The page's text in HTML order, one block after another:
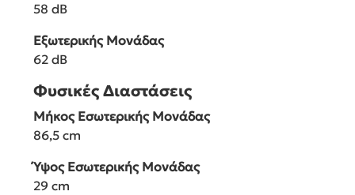
58 dB
Εξωτερικής Μονάδας
62 dB
Φυσικές Διαστάσεις
Μήκος Εσωτερικής Μονάδας
86,5 cm
Ύψος Εσωτερικής Μονάδας
29 cm